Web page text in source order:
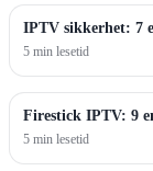
IPTV sikkerhet: 7
5 min lesetid
Firestick IPTV: 9
5 min lesetid